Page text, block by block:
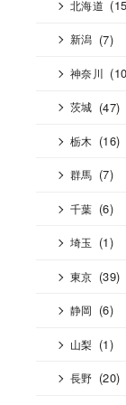
北海道
新潟 (7)
神奈川
茨城 (47)
栃木 (16)
群馬 (7)
千葉 (6)
埼玉 (1)
東京 (39)
静岡 (6)
山梨 (1)
長野 (20)